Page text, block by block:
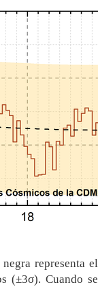
representa el
(±3σ). Cuando se